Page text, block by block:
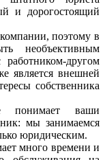
и дорогостоящий
поэтому в
необъективным
другом
является внешней
собственника
понимает ваши
мы занимаемся
юридическим.
много времени и